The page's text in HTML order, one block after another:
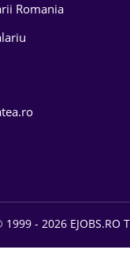
Romania
1999 - 2026 EJOBS.RO